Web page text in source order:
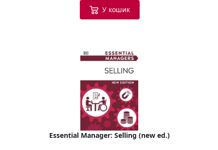
У кошик
Essential Manager: Selling (new ed.)